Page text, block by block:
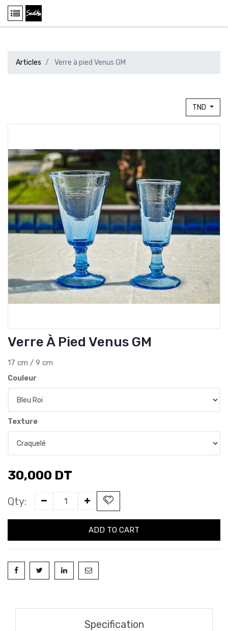
Articles Verre à pied Venus GM
TND
Verre À Pied Venus GM
17 cm / 9 cm
Couleur
Texture
30,000 DT
Qty:
ADD TO CART
Specification